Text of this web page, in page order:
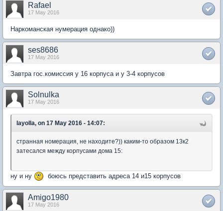
Rafael
17 May 2016
Наркоманская нумерация однако))
ses8686
17 May 2016
Завтра гос.комиссия у 16 корпуса и у 3-4 корпусов
Solnulka
17 May 2016
layolla, on 17 May 2016 - 14:07:
странная номерация, не находите?)) каким-то образом 13к2
затесался между корпусами дома 15:
ну и ну боюсь представить адреса 14 и15 корпусов
Amigo1980
17 May 2016